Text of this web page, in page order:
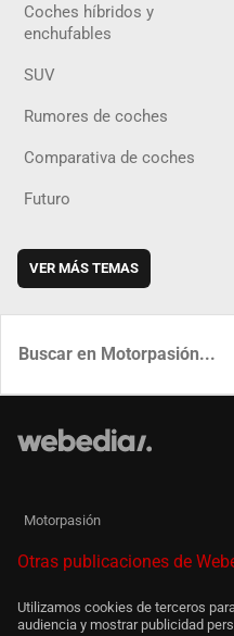
Coches híbridos y
enchufables
SUV
Rumores de coches
Comparativa de coches
Futuro
VER MÁS TEMAS
Motorpasión
Otras publicaciones de
Utilizamos cookies de terceros
audiencia y mostrar publicidad